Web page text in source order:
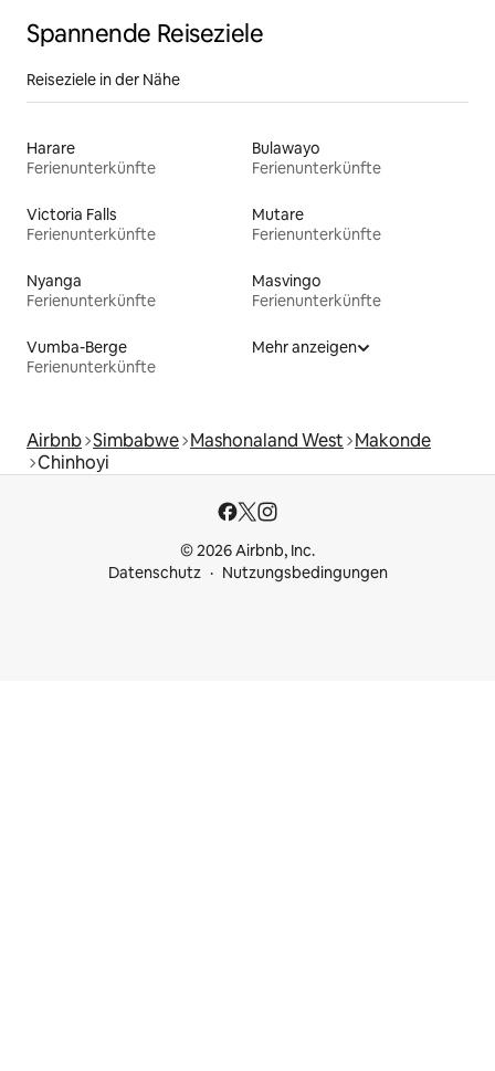
Spannende Reiseziele
Reiseziele in der Nähe
Harare
Ferienunterkünfte
Bulawayo
Ferienunterkünfte
Victoria Falls
Ferienunterkünfte
Mutare
Ferienunterkünfte
Nyanga
Ferienunterkünfte
Masvingo
Ferienunterkünfte
Vumba-Berge
Ferienunterkünfte
Mehr anzeigen
Airbnb Simbabwe Mashonaland West Makonde
Chinhoyi
© 2026 Airbnb, Inc.
Datenschutz
Nutzungsbedingungen